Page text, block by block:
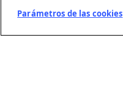
Parámetros de las cookies